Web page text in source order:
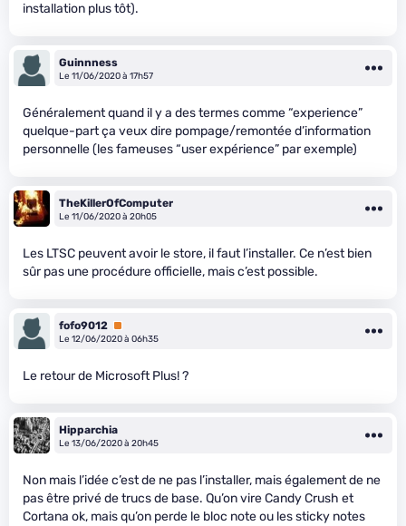
installation plus tôt).
Guinnness
Le 11/06/2020 à 17h57
Généralement quand il y a des termes comme “experience”
quelque-part ça veux dire pompage/remontée d’information
personnelle (les fameuses “user expérience” par exemple)
TheKillerOfComputer
Le 11/06/2020 à 20h05
Les LTSC peuvent avoir le store, il faut l’installer. Ce n’est bien
sûr pas une procédure officielle, mais c’est possible.
fofo9012 Premium
Le 12/06/2020 à 06h35
Le retour de Microsoft Plus! ?
Hipparchia
Le 13/06/2020 à 20h45
Non mais l’idée c’est de ne pas l’installer, mais également de ne
pas être privé de trucs de base. Qu’on vire Candy Crush et
Cortana ok, mais qu’on perde le bloc note ou les sticky notes